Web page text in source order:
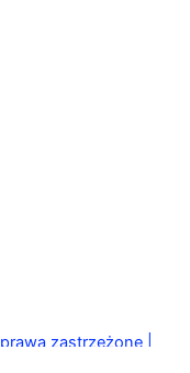
zastrzeżone |